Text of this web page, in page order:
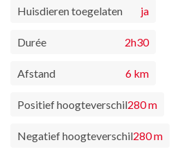
Huisdieren toegelaten
ja
Durée 2h30
Afstand 6 km
Positief hoogteverschil280 m
Negatief hoogteverschil280 m